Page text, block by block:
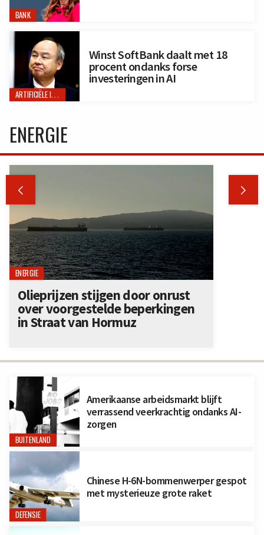
BANK
ARTIFICIËLE INTELLIGENTIE
Winst SoftBank daalt met 18
procent ondanks forse
investeringen in AI
BUITENLAND
Amerikaanse arbeidsmarkt blijft
verrassend veerkrachtig ondanks AI-
zorgen
DEFENSIE
Chinese H-6N-bommenwerper gespot
met mysterieuze grote raket
ENERGIE
 
ENERGIE
Olieprijzen stijgen door onrust
over voorgestelde beperkingen
in Straat van Hormuz